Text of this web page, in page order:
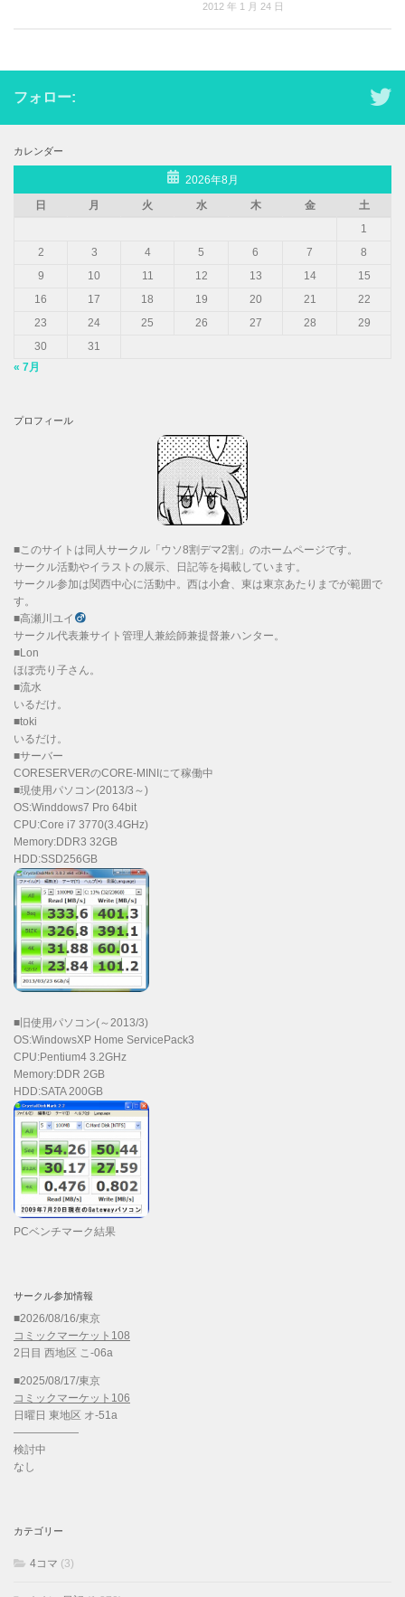
2012 年 1 月 24 日
フォロー:
カレンダー
2026年8月
日
月 火 水 木 金
土
1
2
3 4 5 6 7
8
9
10 11 12 13 14
15
16
17 18 19 20 21
22
23
24 25 26 27 28
29
30
31
« 7月
プロフィール
■このサイトは同人サークル「ウソ8割デマ2割」のホームページです。
サークル活動やイラストの展示、日記等を掲載しています。
サークル参加は関西中心に活動中。西は小倉、東は東京あたりまでが範囲で
す。
■高瀬川ユイ
サークル代表兼サイト管理人兼絵師兼提督兼ハンター。
■Lon
ほぼ売り子さん。
■流水
いるだけ。
■toki
いるだけ。
■サーバー
CORESERVERのCORE-MINIにて稼働中
■現使用パソコン(2013/3～)
OS:Winddows7 Pro 64bit
CPU:Core i7 3770(3.4GHz)
Memory:DDR3 32GB
HDD:SSD256GB
■旧使用パソコン(～2013/3)
OS:WindowsXP Home ServicePack3
CPU:Pentium4 3.2GHz
Memory:DDR 2GB
HDD:SATA 200GB
PCベンチマーク結果
サークル参加情報
■2026/08/16/東京
コミックマーケット108
2日目 西地区 こ-06a
■2025/08/17/東京
コミックマーケット106
日曜日 東地区 オ-51a
——————
検討中
なし
カテゴリー
4コマ (3)